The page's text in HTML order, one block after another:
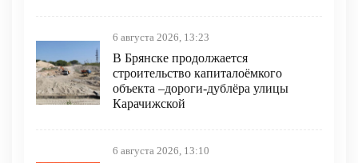
6 августа 2026, 13:23
В Брянске продолжается
строительство капиталоёмкого
объекта –дороги-дублёра улицы
Карачижской
6 августа 2026, 13:10